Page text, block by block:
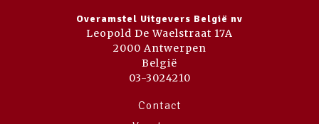
Overamstel Uitgevers België nv
Leopold De Waelstraat 17A
2000 Antwerpen
België
03-3024210
Contact